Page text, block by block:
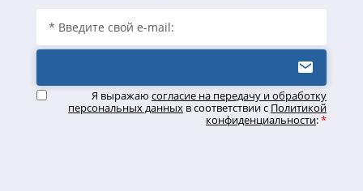
Я выражаю согласие на передачу и обработку
персональных данных в соответствии с Политикой
конфиденциальности:*